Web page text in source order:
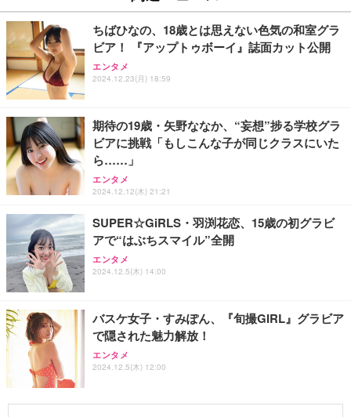
ちばひなの、18歳とは思えない色気の和室グラ
ビア！ 『アップトゥボーイ』誌面カット公開
エンタメ
2024.12.23(月) 18:59
期待の19歳・矢野ななか、“妄想”捗る学校グラ
ビアに挑戦「もしこんな子が同じクラスにいた
ら……」
エンタメ
2024.12.12(木) 21:21
SUPER☆GiRLS・羽渕花恋、15歳の初グラビ
アで“はぶちスマイル”全開
エンタメ
2024.12.5(木) 14:00
バスケ女子・すみぽん、『旬撮GIRL』グラビア
で隠された魅力解放！
エンタメ
2024.12.5(木) 12:00